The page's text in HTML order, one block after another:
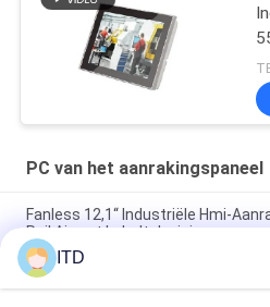
PC van het aanrakingspaneel
Fanless 12,1“ Industriële Hmi-
Rail Airport kabeltelevisie
10.1“ Industriële Touch screenpc
Aanrakingscomité van 14bit GPIO
ITD